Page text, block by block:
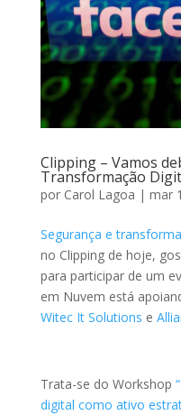
Clipping – Vamos
Transformação
por Carol Lagoa | mar
Segurança e
no Clipping de hoje,
para participar de um
em Nuvem está
Witec It Solutions e
Trata-se do Workshop
digital como ativo